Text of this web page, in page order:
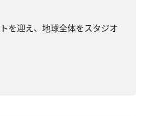
を迎え、地球全体をスタジオ